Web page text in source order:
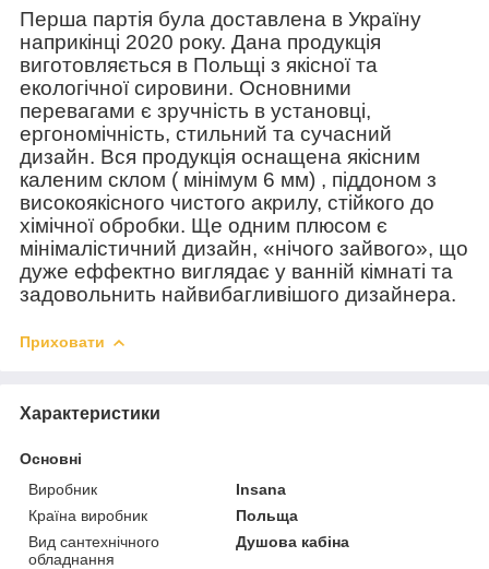
Перша партія була доставлена в Україну
наприкінці 2020 року. Дана продукція
виготовляється в Польщі з якісної та
екологічної сировини. Основними
перевагами є зручність в установці,
ергономічність, стильний та сучасний
дизайн. Вся продукція оснащена якісним
каленим склом ( мінімум 6 мм) , піддоном з
високоякісного чистого акрилу, стійкого до
хімічної обробки. Ще одним плюсом є
мінімалістичний дизайн, «нічого зайвого», що
дуже еффектно виглядає у ванній кімнаті та
задовольнить найвибагливішого дизайнера.
Приховати
Характеристики
Основні
Виробник
Insana
Країна виробник
Польща
Вид сантехнічного
обладнання
Душова кабіна